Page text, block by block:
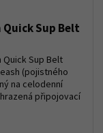
Quick Sup Belt
Quick Sup Belt
(pojistného
na celodenní
připojovací